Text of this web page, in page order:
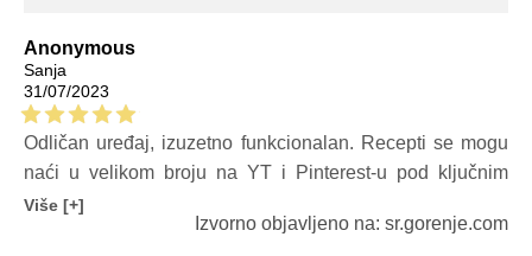
Anonymous
Sanja
31/07/2023
Odličan uređaj, izuzetno funkcionalan. Recepti se mogu
naći u velikom broju na YT i Pinterest-u pod ključnim
riječima "instant pot". Koristim ga svaki dan i maknuo sam
druge uređaje sa pulta kako bih napravio mjesta za
Više [+]
Izvorno objavljeno na: sr.gorenje.com